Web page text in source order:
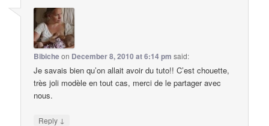
Bibicheon December 8, 2010 at 6:14 pm said:
Je savais bien qu’on allait avoir du tuto!! C’est chouette,
très joli modèle en tout cas, merci de le partager avec
nous.
Reply ↓